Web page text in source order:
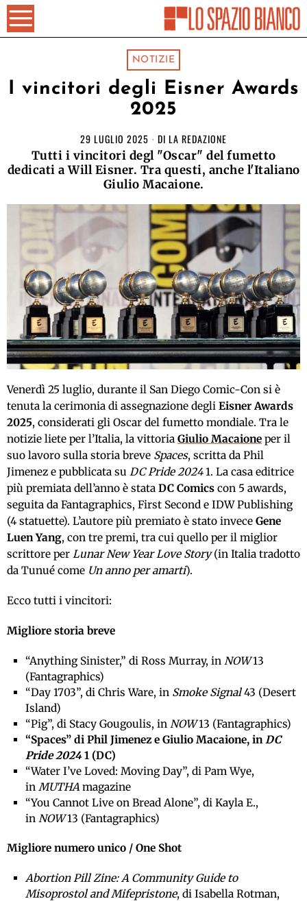
NOTIZIE
I vincitori degli Eisner Awards
2025
29 LUGLIO 2025 DI LA REDAZIONE
Tutti i vincitori degl "Oscar" del fumetto
dedicati a Will Eisner. Tra questi, anche l'Italiano
Giulio Macaione.
Venerdì 25 luglio, durante il San Diego Comic-Con si è
tenuta la cerimonia di assegnazione degli Eisner Awards
2025, considerati gli Oscar del fumetto mondiale. Tra le
notizie liete per l’Italia, la vittoria Giulio Macaione per il
suo lavoro sulla storia breve Spaces, scritta da Phil
Jimenez e pubblicata su DC Pride 20241. La casa editrice
più premiata dell’anno è stata DC Comics con 5 awards,
seguita da Fantagraphics, First Second e IDW Publishing
(4 statuette). L’autore più premiato è stato invece Gene
Luen Yang, con tre premi, tra cui quello per il miglior
scrittore per Lunar New Year Love Story(in Italia tradotto
da Tunué come Un anno per amarti).
Ecco tutti i vincitori:
Migliore storia breve
“Anything Sinister,” di Ross Murray, in NOW13
(Fantagraphics)
“Day 1703”, di Chris Ware, in Smoke Signal43 (Desert
Island)
“Pig”, di Stacy Gougoulis, in NOW13 (Fantagraphics)
“Spaces” di Phil Jimenez e Giulio Macaione, in DC
Pride 20241 (DC)
“Water I’ve Loved: Moving Day”, di Pam Wye,
in MUTHAmagazine
“You Cannot Live on Bread Alone”, di Kayla E.,
in NOW13 (Fantagraphics)
Migliore numero unico / One Shot
Abortion Pill Zine: A Community Guide to
Misoprostol and Mifepristone, di Isabella Rotman,